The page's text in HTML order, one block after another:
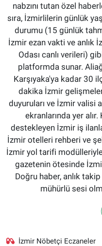
nabzını tutan özel
sıra, İzmirlilerin günlük
durumu (15 günlük
İzmir ezan vakti ve anlık
Odası canlı verileri)
platformda sunar.
Karşıyaka'ya kadar 30
dakika İzmir
duyuruları ve İzmir valisi
ekranlarında yer
destekleyen İzmir iş
İzmir otelleri rehberi ve
İzmir yol tarifi
gazetenin ötesinde
Doğru haber, anlık
mühürlü sesi
İzmir Nöbetçi Eczaneler